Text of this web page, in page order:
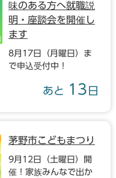
味のある方へ就職説
明・座談会を開催し
ます
8月17日（月曜日）ま
で申込受付中！
あと 13 日
茅野市こどもまつり
9月12日（土曜日）開
催！家族みんなで出か